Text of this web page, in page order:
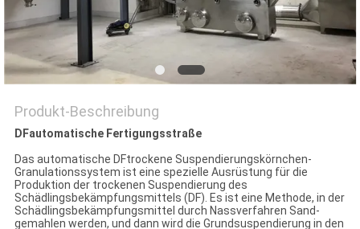
PRIVACY
POLICY
Produkt-Beschreibung
DFautomatische Fertigungsstraße
Das automatische DFtrockene Suspendierungskörnchen-
Granulationssystem ist eine spezielle Ausrüstung für die
Produktion der trockenen Suspendierung des
Schädlingsbekämpfungsmittels (DF). Es ist eine Methode, in der
Schädlingsbekämpfungsmittel durch Nassverfahren Sand-
gemahlen werden, und dann wird die Grundsuspendierung in den